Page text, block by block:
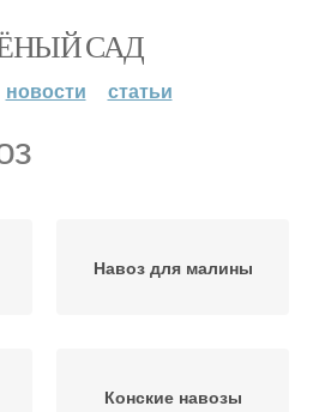
САД
новости статьи
Навоз для малины
Конские навозы